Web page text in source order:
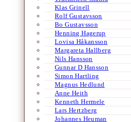
Klas Grinell
Rolf Gustavsson
Bo Gustavsson
Henning Hagerup
Lovisa Håkansson
Margareta Hallberg
Nils Hansson
Gunnar D Hansson
Simon Hartling
Magnus Hedlund
Anne Heith
Kenneth Hermele
Lars Hertzberg
Johannes Heuman